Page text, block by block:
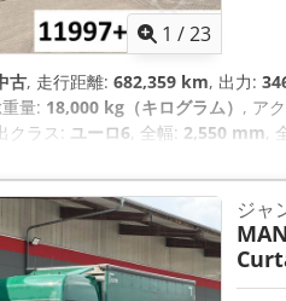
1 /23
古, 走行距離: 682,359 km, 出力:
量: 18,000 kg（キログラム） , ア
クラス: ユーロ6, 全幅: 2,550 mm,
コン, ナビゲーションシステム, パ
ジャ
MAN